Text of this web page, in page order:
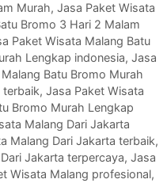
Murah, Jasa Paket Wisata
Bromo 3 Hari 2 Malam
Paket Wisata Malang Batu
Lengkap indonesia, Jasa
Batu Bromo Murah
terbaik, Jasa Paket Wisata
Bromo Murah Lengkap
Malang Dari Jakarta
Malang Dari Jakarta terbaik,
Jakarta terpercaya, Jasa
Wisata Malang profesional,